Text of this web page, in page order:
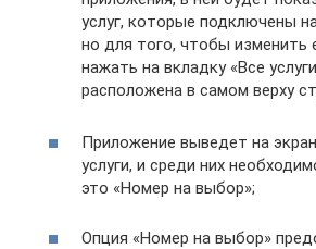
услуг, которые подключены
но для того, чтобы изменить
нажать на вкладку «Все
расположена в самом верху
Приложение выведет на
услуги, и среди них
это «Номер на выбор»;
Опция «Номер на выбор»